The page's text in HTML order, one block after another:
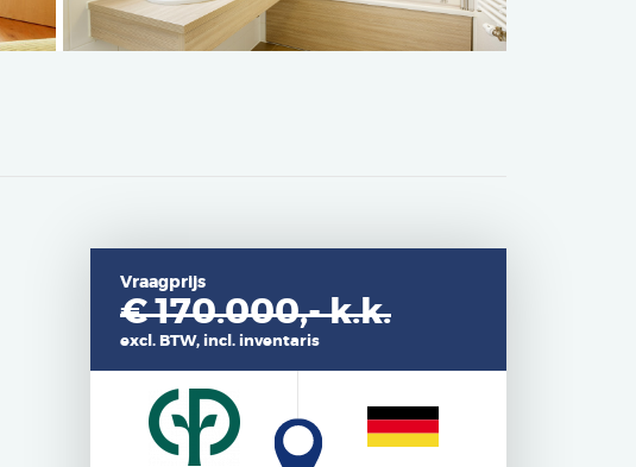
Vraagprijs
€ 170.000,-k.k.
excl. BTW, incl. inventaris